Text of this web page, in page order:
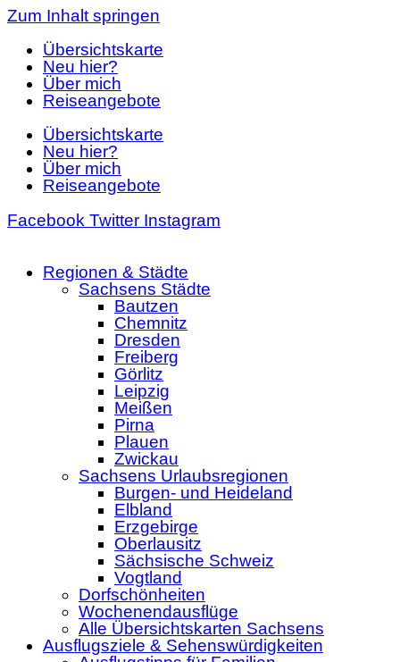
Zum Inhalt springen
Übersichtskarte
Neu hier?
Über mich
Reiseangebote
Übersichtskarte
Neu hier?
Über mich
Reiseangebote
Facebook Twitter Instagram
Regionen & Städte
Sachsens Städte
Bautzen
Chemnitz
Dresden
Freiberg
Görlitz
Leipzig
Meißen
Pirna
Plauen
Zwickau
Sachsens Urlaubsregionen
Burgen- und Heideland
Elbland
Erzgebirge
Oberlausitz
Sächsische Schweiz
Vogtland
Dorfschönheiten
Wochenendausflüge
Alle Übersichtskarten Sachsens
Ausflugsziele & Sehenswürdigkeiten